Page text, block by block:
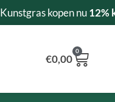
Kunstgras kopen nu12%
€0,00
0